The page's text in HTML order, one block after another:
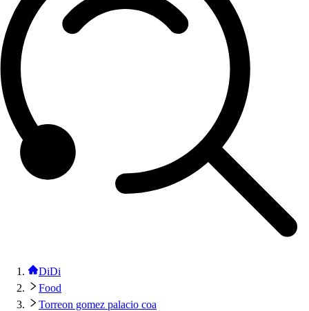
DiDi
Food
Torreon gomez palacio coa